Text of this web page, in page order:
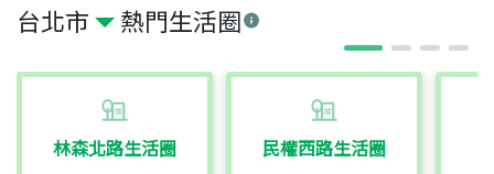
台北市 熱門生活圈
林森北路生活圈 民權西路生活圈